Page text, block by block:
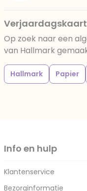
Op zoek naar een
van Hallmark
Hallmark Papier
Info en hulp
Klantenservice
Bezorginformatie